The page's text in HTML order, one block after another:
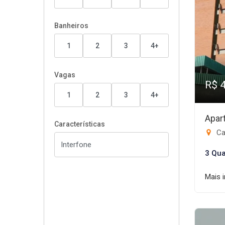
Banheiros
1 2 3 4+
Vagas
1 2 3 4+
Características
R$
3
Mais